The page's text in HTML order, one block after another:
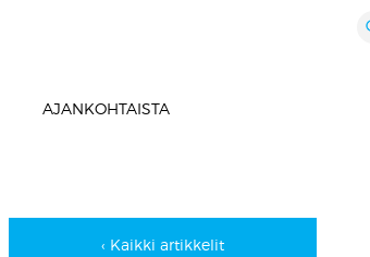
AJANKOHTAISTA
‹ Kaikki artikkelit